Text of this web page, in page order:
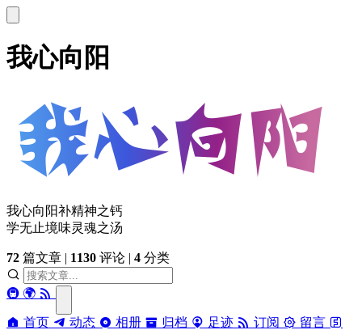
我心向阳
我心向阳补精神之钙
学无止境味灵魂之汤
72 篇文章 | 1130 评论 | 4 分类
🚇 🌍
首页 动态 相册 归档 足迹 订阅
留言